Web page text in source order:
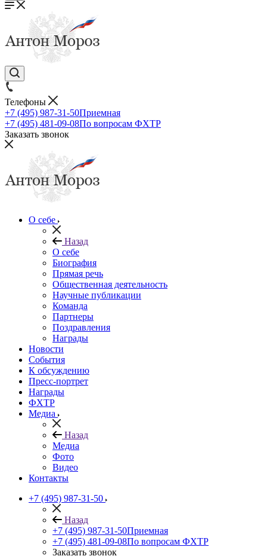
Телефоны
+7 (495) 987-31-50Приемная
+7 (495) 481-09-08По вопросам ФХТР
Заказать звонок
О себе
Назад
О себе
Биография
Прямая речь
Общественная деятельность
Научные публикации
Команда
Партнеры
Поздравления
Награды
Новости
События
К обсуждению
Пресс-портрет
Награды
ФХТР
Медиа
Назад
Медиа
Фото
Видео
Контакты
+7 (495) 987-31-50
Назад
+7 (495) 987-31-50Приемная
+7 (495) 481-09-08По вопросам ФХТР
Заказать звонок